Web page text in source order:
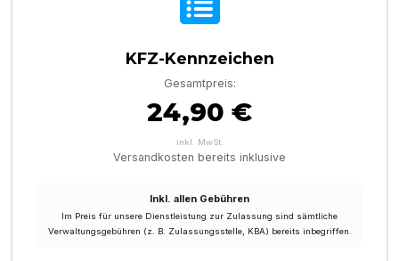
KFZ-Kennzeichen
Gesamtpreis:
24,90 €
inkl. MwSt.
Versandkosten bereits inklusive
Inkl. allen Gebühren
Im Preis für unsere Dienstleistung zur Zulassung sind sämtliche
Verwaltungsgebühren (z. B. Zulassungsstelle, KBA) bereits inbegriffen.